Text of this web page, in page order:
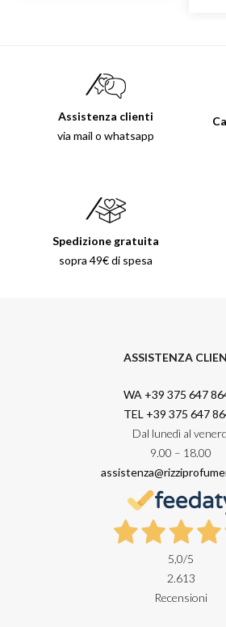
Assistenza clienti
via mail o whatsapp
Spedizione gratuita
sopra 49€ di spesa
ASSISTENZA
WA +39 375 647
TEL +39 375 647
Dal lunedì al
9.00 – 18.00
5,0/5
2.613
Recensioni